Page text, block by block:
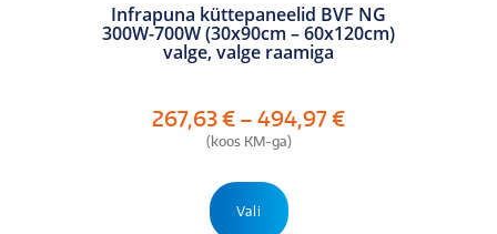
Infrapuna küttepaneelid BVF NG
300W-700W (30x90cm – 60x120cm)
valge, valge raamiga
267,63€ – 494,97€Hinnavahemik:
(koos KM-ga)
Vali
tootel